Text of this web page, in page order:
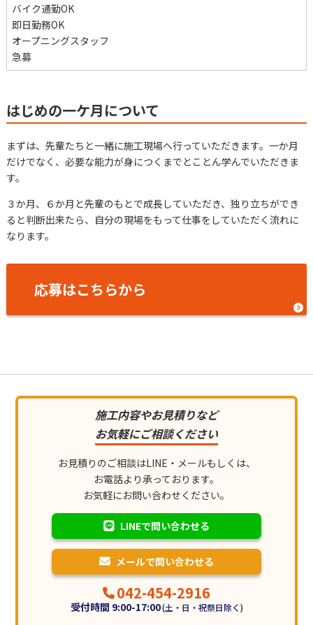
バイク通勤OK
即日勤務OK
オープニングスタッフ
急募
はじめの一ケ月について
まずは、先輩たちと一緒に施工現場へ行っていただきます。一か月
だけでなく、必要な能力が身につくまでとことん学んでいただきま
す。
３か月、６か月と先輩のもとで成長していただき、独り立ちができ
ると判断出来たら、自分の現場をもって仕事をしていただく流れに
なります。
応募はこちらから
施工内容やお見積りなど
お気軽にご相談ください
お見積りのご相談はLINE・メールもしくは、
お電話より承っております。
お気軽にお問い合わせください。
LINEで問い合わせる
メールで問い合わせる
042-454-2916
受付時間 9:00-17:00(土・日・祝祭日除く)